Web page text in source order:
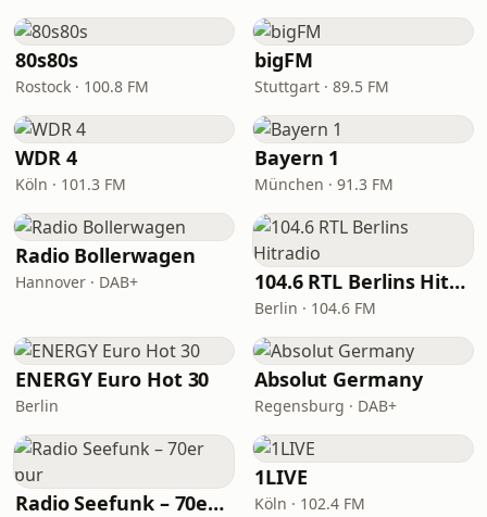
80s80s
Rostock · 100.8 FM
bigFM
Stuttgart · 89.5 FM
WDR 4
Köln · 101.3 FM
Bayern 1
München · 91.3 FM
Radio Bollerwagen
Hannover · DAB+ 104.6 RTL Berlins Hitradio
Berlin · 104.6 FM
ENERGY Euro Hot 30
Berlin
Absolut Germany
Regensburg · DAB+
Radio Seefunk – 70er pur
1LIVE
Köln · 102.4 FM